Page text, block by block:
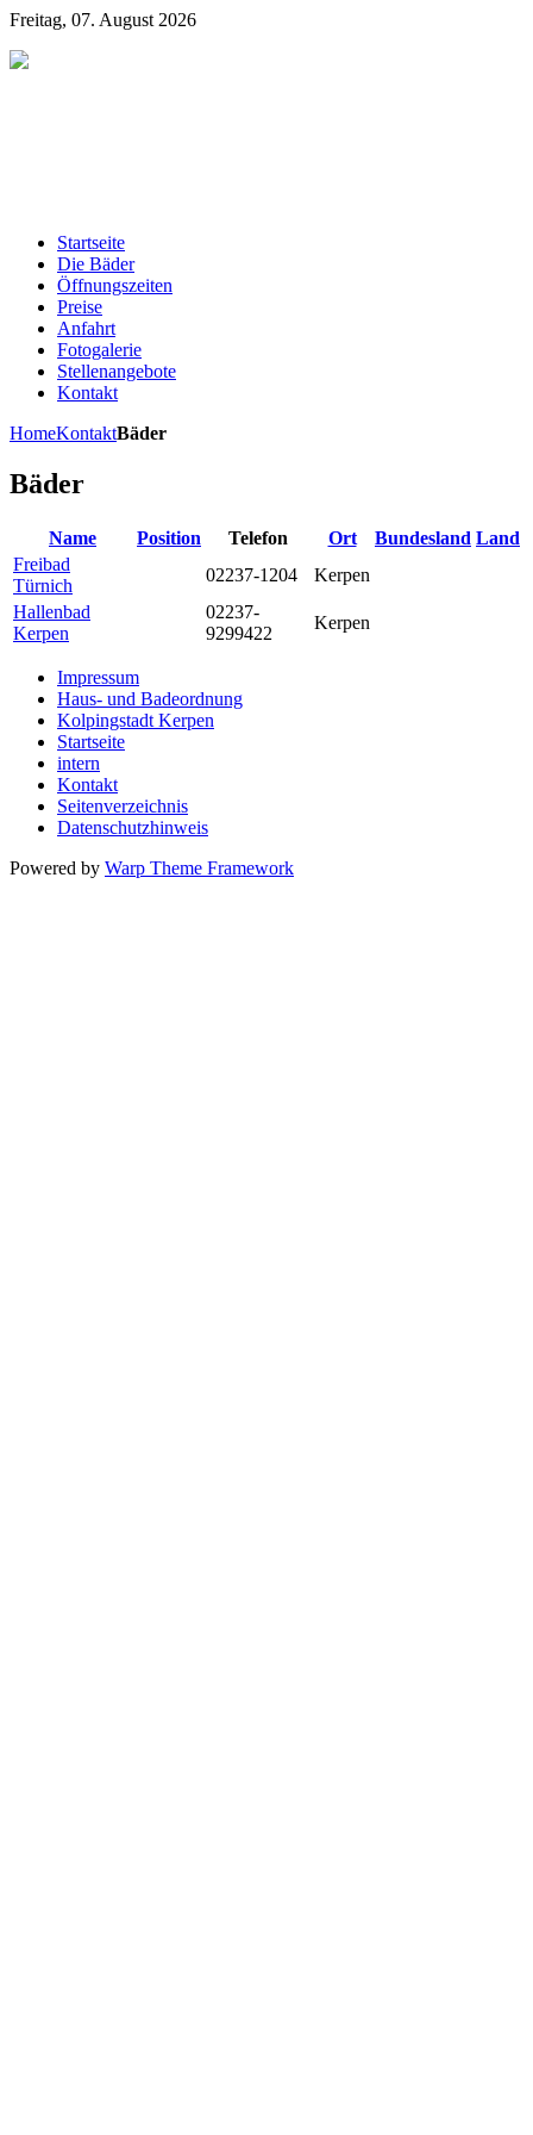
Freitag, 07. August 2026
Startseite
Die Bäder
Öffnungszeiten
Preise
Anfahrt
Fotogalerie
Stellenangebote
Kontakt
HomeKontaktBäder
Bäder
Name Position Telefon Ort Bundesland Land
Freibad
Türnich
02237-1204
Kerpen
Hallenbad
Kerpen
02237-
9299422
Kerpen
Impressum
Haus- und Badeordnung
Kolpingstadt Kerpen
Startseite
intern
Kontakt
Seitenverzeichnis
Datenschutzhinweis
Powered by Warp Theme Framework